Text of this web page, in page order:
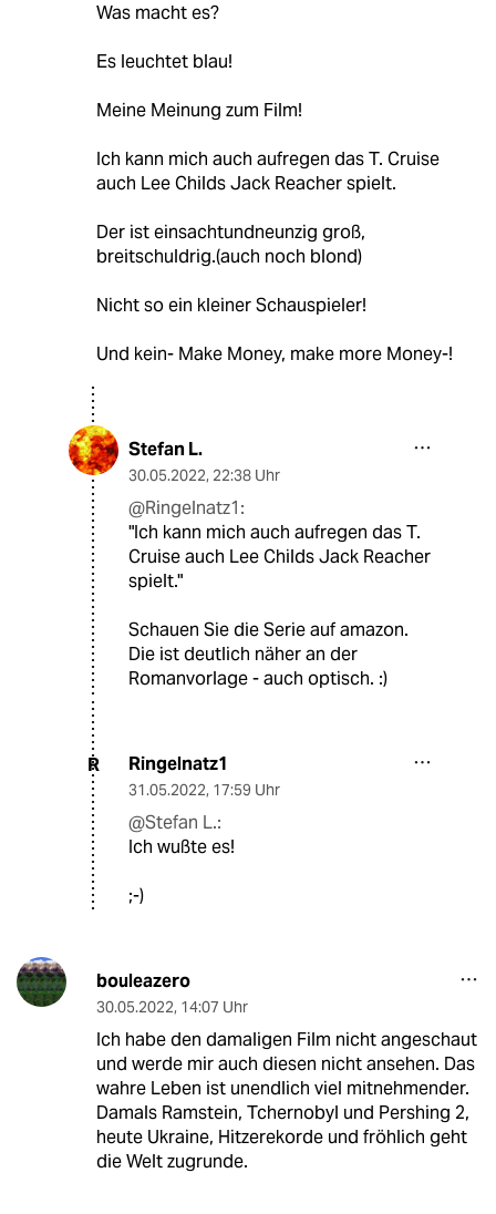
Was macht es?
Es leuchtet blau!
Meine Meinung zum Film!
Ich kann mich auch aufregen das T. Cruise
auch Lee Childs Jack Reacher spielt.
Der ist einsachtundneunzig groß,
breitschuldrig.(auch noch blond)
Nicht so ein kleiner Schauspieler!
Und kein- Make Money, make more Money-!
Stefan L.
30.05.2022, 22:38 Uhr
@Ringelnatz1:
"Ich kann mich auch aufregen das T.
Cruise auch Lee Childs Jack Reacher
spielt."
Schauen Sie die Serie auf amazon.
Die ist deutlich näher an der
Romanvorlage - auch optisch. :)
R Ringelnatz1
31.05.2022, 17:59 Uhr
@Stefan L.:
Ich wußte es!
;-)
bouleazero
30.05.2022, 14:07 Uhr
Ich habe den damaligen Film nicht angeschaut
und werde mir auch diesen nicht ansehen. Das
wahre Leben ist unendlich viel mitnehmender.
Damals Ramstein, Tchernobyl und Pershing 2,
heute Ukraine, Hitzerekorde und fröhlich geht
die Welt zugrunde.